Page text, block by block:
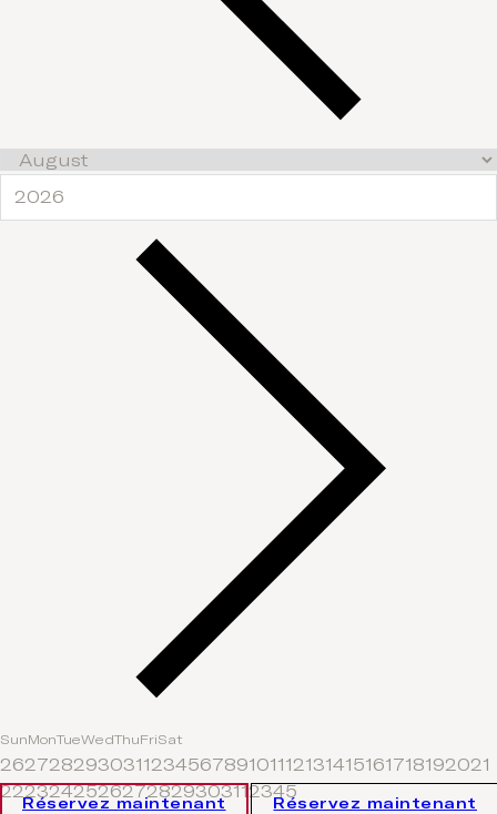
Réservez maintenant Réservez maintenant
SunMonTueWedThuFriSat
262728293031 1 234567891011 12131415161718192021
22232425262728293031 1 2345